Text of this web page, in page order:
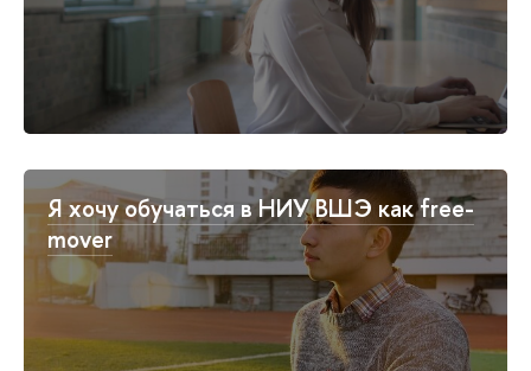
Я хочу обучаться в НИУ ВШЭ как free-
mover